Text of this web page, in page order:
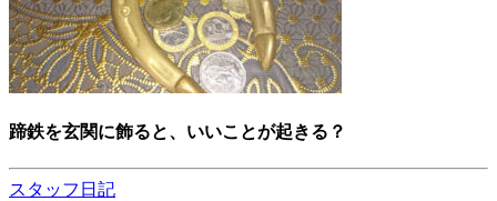
蹄鉄を玄関に飾ると、いいことが起きる？
スタッフ日記